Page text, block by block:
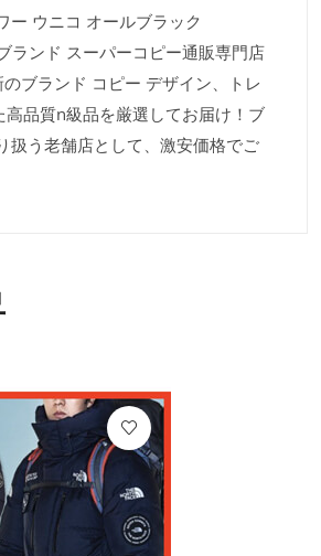
ー ウニコ オールブラック
ランド スーパーコピー通販専門店
ブランド コピー デザイン、トレ
高品質n級品を厳選してお届け！ブ
扱う老舗店として、激安価格でご